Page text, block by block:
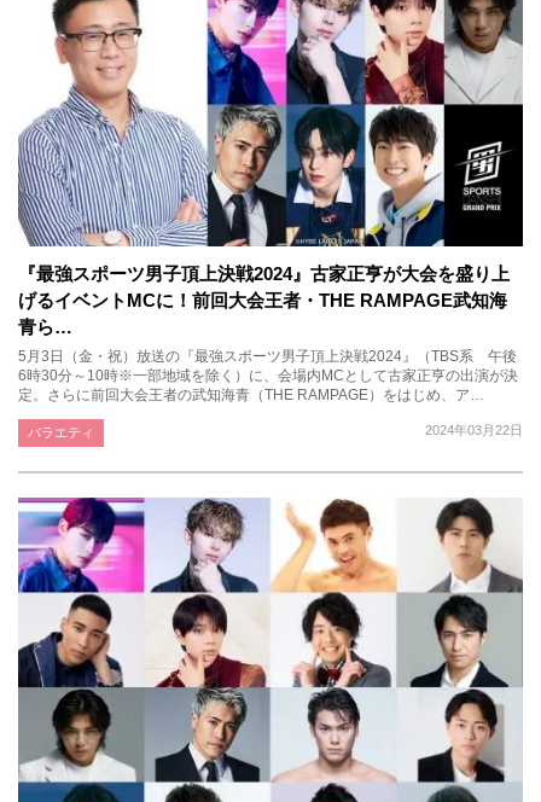
『最強スポーツ男子頂上決戦2024』古家正亨が大会を盛り上
げるイベントMCに！前回大会王者・THE RAMPAGE武知海
青ら…
5月3日（金・祝）放送の『最強スポーツ男子頂上決戦2024』（TBS系 午後
6時30分～10時※一部地域を除く）に、会場内MCとして古家正亨の出演が決
定。さらに前回大会王者の武知海青（THE RAMPAGE）をはじめ、ア…
2024年03月22日
バラエティ